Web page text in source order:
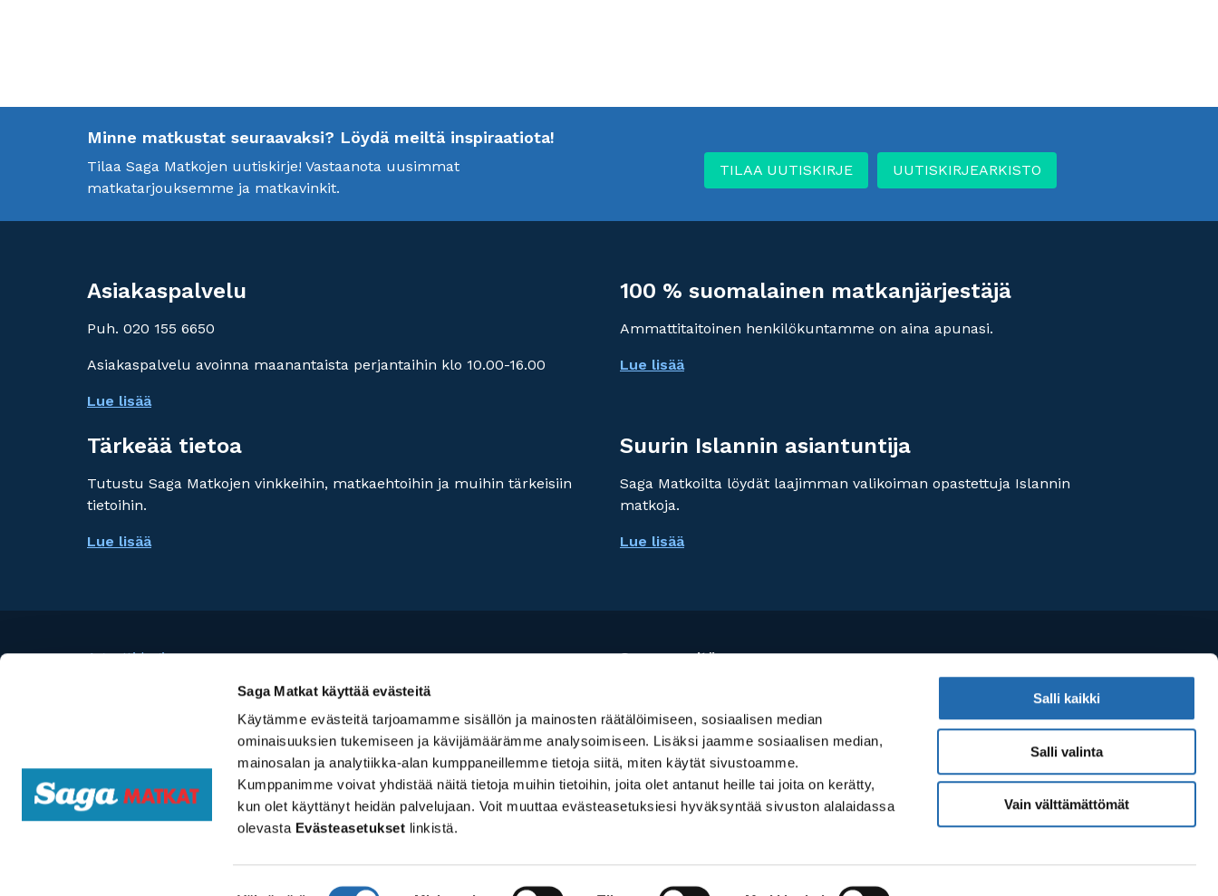
Saga Matkat käyttää evästeitä
Käytämme evästeitä tarjoamamme sisällön ja mainosten räätälöimiseen, sosiaalisen median
ominaisuuksien tukemiseen ja kävijämäärämme analysoimiseen. Lisäksi jaamme sosiaalisen median,
mainosalan ja analytiikka-alan kumppaneillemme tietoja siitä, miten käytät sivustoamme.
Kumppanimme voivat yhdistää näitä tietoja muihin tietoihin, joita olet antanut heille tai joita on kerätty,
kun olet käyttänyt heidän palvelujaan. Voit muuttaa evästeasetuksiesi hyväksyntää sivuston alalaidassa
olevasta Evästeasetukset linkistä.
Salli kaikki
Salli valinta
Vain välttämättömät
Minne matkustat seuraavaksi? Löydä meiltä inspiraatiota!
Tilaa Saga Matkojen uutiskirje! Vastaanota uusimmat
matkatarjouksemme ja matkavinkit.
TILAA UUTISKIRJE UUTISKIRJEARKISTO
Asiakaspalvelu
Puh. 020 155 6650
Asiakaspalvelu avoinna maanantaista perjantaihin klo 10.00-16.00
Lue lisää
100 % suomalainen matkanjärjestäjä
Ammattitaitoinen henkilökuntamme on aina apunasi.
Lue lisää
Tärkeää tietoa
Tutustu Saga Matkojen vinkkeihin, matkaehtoihin ja muihin tärkeisiin
tietoihin.
Lue lisää
Suurin Islannin asiantuntija
Saga Matkoilta löydät laajimman valikoiman opastettuja Islannin
matkoja.
Lue lisää
Agentti login
Seuraa meitä:
Travel Specialist Group Oy
Saga Matkat käyttää sivuillaan evästeitä. Jatkamalla palvelun käyttöä,
hyväksyt Saga Matkojen tietosuojakäytännön.